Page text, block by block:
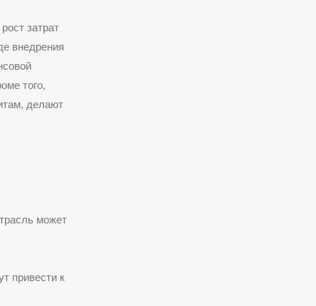
затрат
внедрения
того,
делают
может
привести к